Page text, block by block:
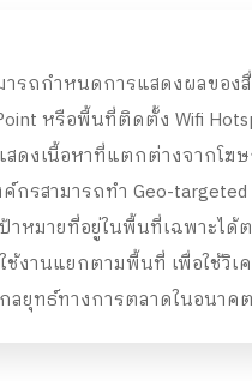
ารถกำหนดการแสดงผลขอ
หรือพื้นที่ติดตั้ง Wifi
สดงเนื้อหาที่แตกต่างจากโ
กรสามารถทำ Geo-
าหมายที่อยู่ในพื้นที่เฉพาะได้
ช้งานแยกตามพื้นที่ เพื่อใช้วิ
ลยุทธ์ทางการตลาดในอนาคต